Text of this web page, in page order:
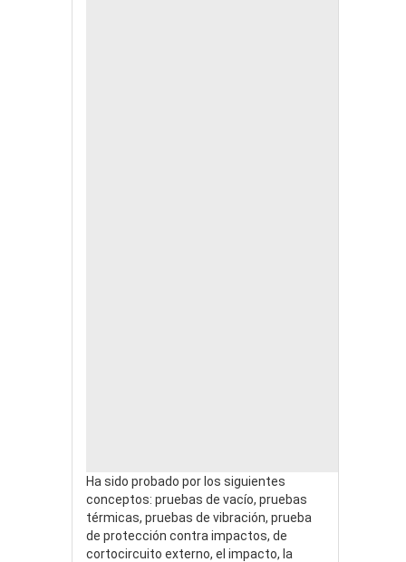
Ha sido probado por los siguientes
conceptos: pruebas de vacío, pruebas
térmicas, pruebas de vibración, prueba
de protección contra impactos, de
cortocircuito externo, el impacto, la